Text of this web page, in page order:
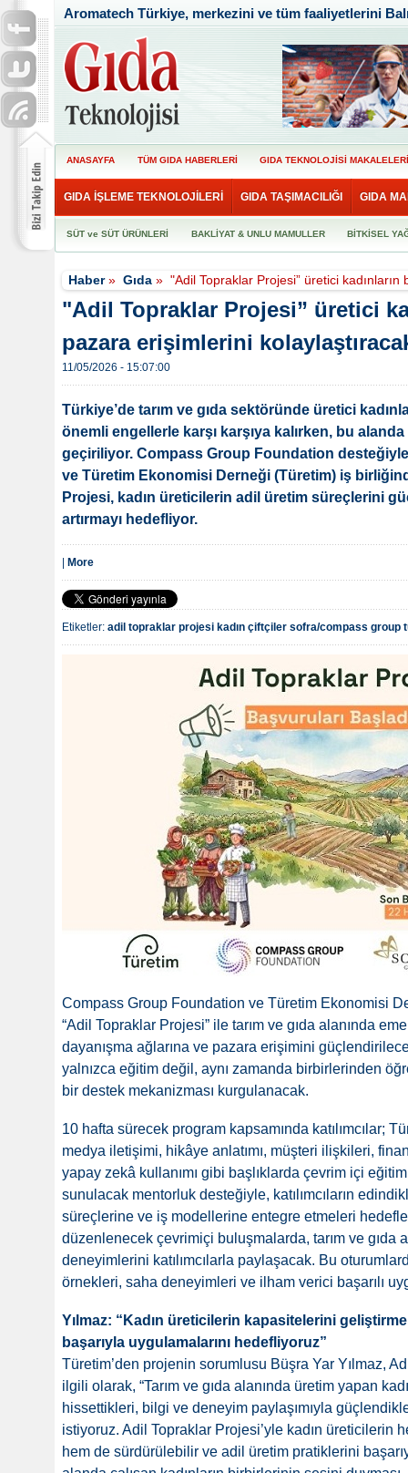
Aromatech Türkiye, merkezini ve tüm faaliyetlerini
ANASAYFA TÜM GIDA HABERLERİ GIDA TEKNOLOJİSİ
GIDA İŞLEME TEKNOLOJİLERİ GIDA TAŞIMACILIĞI GIDA
SÜT ve SÜT ÜRÜNLERİ BAKLİYAT & UNLU MAMULLER BİTKİSEL
Haber»Gıda »"Adil Topraklar Projesi” üretici
"Adil Topraklar Projesi” üretici
pazara erişimlerini
11/05/2026 - 15:07:00
Türkiye’de tarım ve gıda sektöründe üretici
önemli engellerle karşı karşıya kalırken, bu
geçiriliyor. Compass Group Foundation
ve Türetim Ekonomisi Derneği (Türetim) iş
Projesi, kadın üreticilerin adil üretim süreçlerini
artırmayı hedefliyor.
More
Etiketler: adil topraklar projesi kadın çiftçiler sofra/compass group
Compass Group Foundation ve Türetim Ekonomisi
“Adil Topraklar Projesi” ile tarım ve gıda alanında
dayanışma ağlarına ve pazara erişimini
yalnızca eğitim değil, aynı zamanda birbirlerinden
bir destek mekanizması kurgulanacak.
10 hafta sürecek program kapsamında katılımcılar;
medya iletişimi, hikâye anlatımı, müşteri ilişkileri,
yapay zekâ kullanımı gibi başlıklarda çevrim içi
sunulacak mentorluk desteğiyle, katılımcıların
süreçlerine ve iş modellerine entegre etmeleri
düzenlenecek çevrimiçi buluşmalarda, tarım ve gıda
deneyimlerini katılımcılarla paylaşacak. Bu
örnekleri, saha deneyimleri ve ilham verici başarılı
Yılmaz: “Kadın üreticilerin kapasitelerini
başarıyla uygulamalarını hedefliyoruz”
Türetim’den projenin sorumlusu Büşra Yar Yılmaz,
ilgili olarak, “Tarım ve gıda alanında üretim yapan
hissettikleri, bilgi ve deneyim paylaşımıyla
istiyoruz. Adil Topraklar Projesi’yle kadın üreticilerin
hem de sürdürülebilir ve adil üretim pratiklerini